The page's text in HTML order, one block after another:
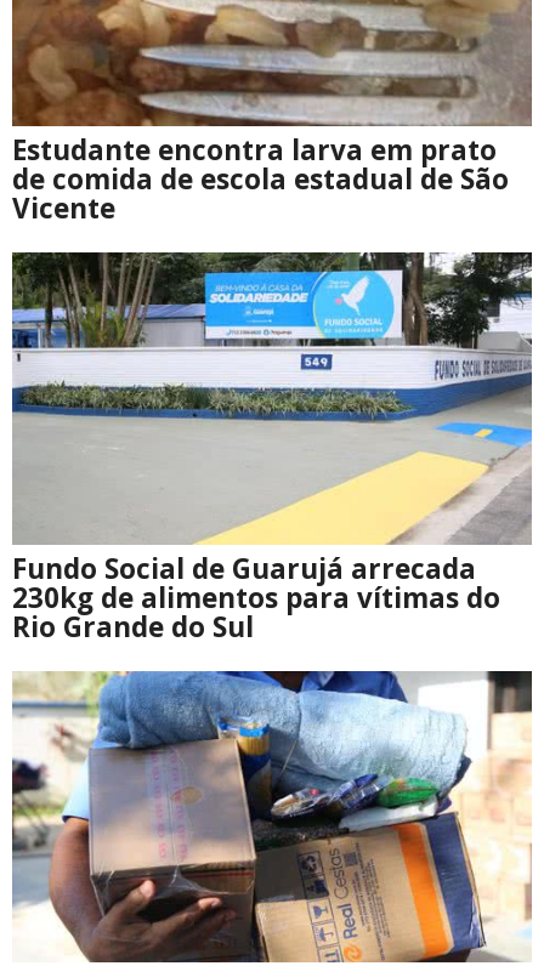
Estudante encontra larva em prato
de comida de escola estadual de São
Vicente
Fundo Social de Guarujá arrecada
230kg de alimentos para vítimas do
Rio Grande do Sul